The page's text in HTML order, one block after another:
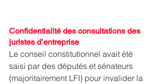
Confidentialité des consultations des
juristes d’entreprise
Le conseil constitutionnel avait été
saisi par des députés et sénateurs
(majoritairement LFI) pour invalider la